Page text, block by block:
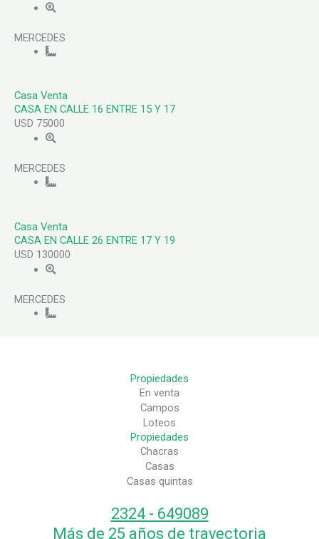
MERCEDES
Casa Venta
CASA EN CALLE 16 ENTRE 15 Y 17
USD 75000
MERCEDES
Casa Venta
CASA EN CALLE 26 ENTRE 17 Y 19
USD 130000
MERCEDES
Propiedades
En venta
Campos
Loteos
Propiedades
Chacras
Casas
Casas quintas
2324 - 649089
Más de 25 años de trayectoria